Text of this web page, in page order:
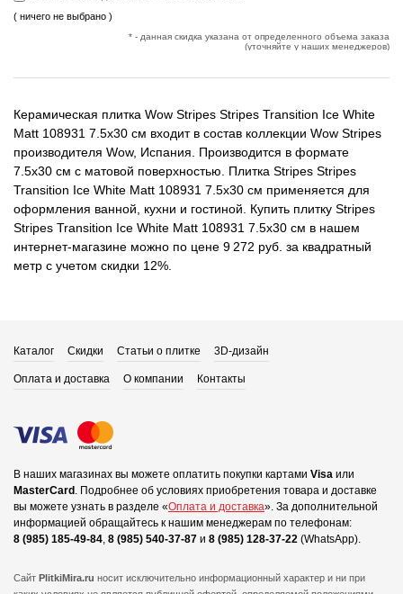
( ничего не выбрано )
* - данная скидка указана от определенного объема заказа
(уточняйте у наших менеджеров)
Керамическая плитка Wow Stripes Stripes Transition Ice White
Matt 108931 7.5x30 см входит в состав коллекции Wow Stripes
производителя Wow, Испания. Производится в формате
7.5x30 см с матовой поверхностью. Плитка Stripes Stripes
Transition Ice White Matt 108931 7.5x30 см применяется для
оформления ванной, кухни и гостиной. Купить плитку Stripes
Stripes Transition Ice White Matt 108931 7.5x30 см в нашем
интернет-магазине можно по цене 9 272 руб. за квадратный
метр с учетом скидки 12%.
Каталог Скидки Статьи о плитке 3D-дизайн
Оплата и доставка О компании Контакты
В наших магазинах вы можете оплатить покупки картами Visa или
MasterCard . Подробнее об условиях приобретения товара и доставке
вы можете узнать в разделе «Оплата и доставка». За дополнительной
информацией обращайтесь к нашим менеджерам по телефонам:
8 (985) 185-49-84, 8 (985) 540-37-87 и 8 (985) 128-37-22 (WhatsApp).
Сайт PlitkiMira.ru носит исключительно информационный характер и ни при